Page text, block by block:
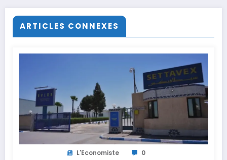
ARTICLES CONNEXES
L'Economiste 0